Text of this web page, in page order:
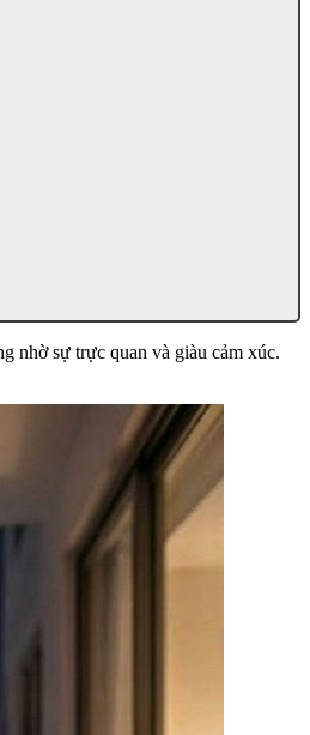
nhờ sự trực quan và giàu cảm xúc.